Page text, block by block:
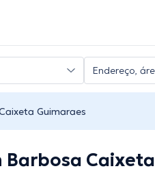
Guimaraes
Barbosa Caixeta